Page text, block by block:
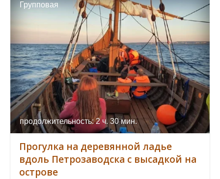
Групповая
продолжительность: 2 ч. 30 мин.
Прогулка на деревянной ладье
вдоль Петрозаводска с высадкой на
острове